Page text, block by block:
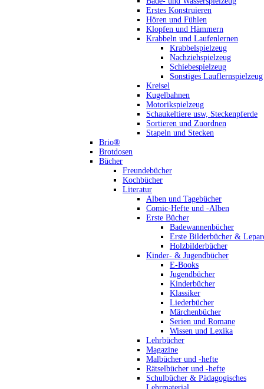
Erstes Konstruieren
Hören und Fühlen
Klopfen und Hämmern
Krabbeln und Laufenlernen
Krabbelspielzeug
Nachziehspielzeug
Schiebespielzeug
Sonstiges Lauflernspielzeug
Kreisel
Kugelbahnen
Motorikspielzeug
Schaukeltiere usw, Steckenpferde
Sortieren und Zuordnen
Stapeln und Stecken
Brio®
Brotdosen
Bücher
Freundebücher
Kochbücher
Literatur
Alben und Tagebücher
Comic-Hefte und -Alben
Erste Bücher
Badewannenbücher
Erste Bilderbücher &
Holzbilderbücher
Kinder- & Jugendbücher
E-Books
Jugendbücher
Kinderbücher
Klassiker
Liederbücher
Märchenbücher
Serien und Romane
Wissen und Lexika
Lehrbücher
Magazine
Malbücher und -hefte
Rätselbücher und -hefte
Schulbücher & Pädagogisches